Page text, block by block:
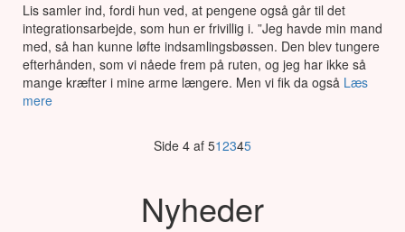
Lis samler ind, fordi hun ved, at pengene også går til det
integrationsarbejde, som hun er frivillig i. ”Jeg havde min mand
med, så han kunne løfte indsamlingsbøssen. Den blev tungere
efterhånden, som vi nåede frem på ruten, og jeg har ikke så
mange kræfter i mine arme længere. Men vi fik da også Læs
mere
Side 4 af 512345
Nyheder